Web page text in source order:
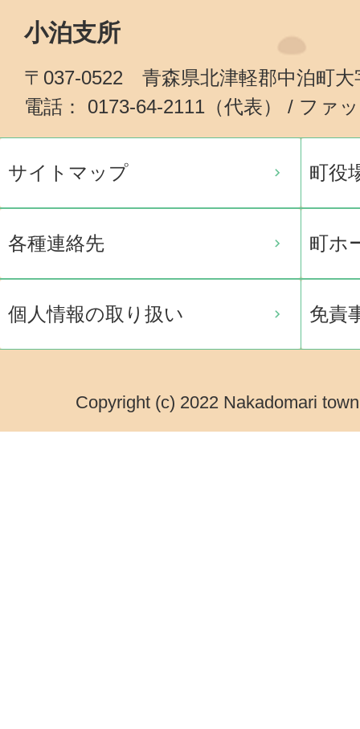
小泊支所
〒037-0522 青森県北津軽郡中泊町大
電話： 0173-64-2111（代表） / ファ
サイトマップ 町役
各種連絡先 町ホ
個人情報の取り扱い 免責
Copyright (c) 2022 Nakadomari